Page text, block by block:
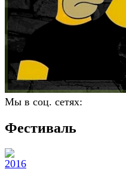
Мы в соц. сетях:
Фестиваль